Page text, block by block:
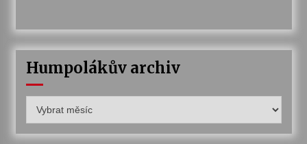
Humpolákův archiv
archiv